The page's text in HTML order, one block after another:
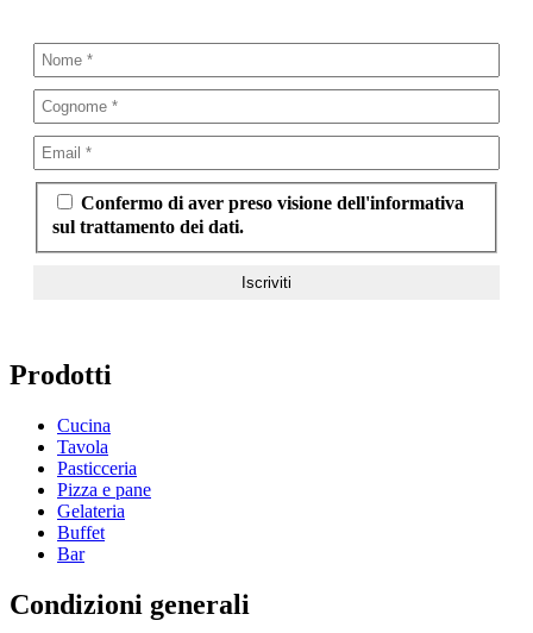
Confermo di aver preso visione dell'informativa
sul trattamento dei dati.
Prodotti
Cucina
Tavola
Pasticceria
Pizza e pane
Gelateria
Buffet
Bar
Condizioni generali